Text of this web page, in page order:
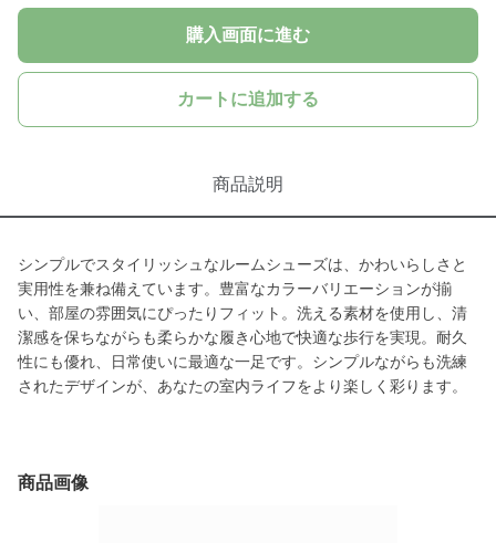
購入画面に進む
カートに追加する
商品説明
シンプルでスタイリッシュなルームシューズは、かわいらしさと
実用性を兼ね備えています。豊富なカラーバリエーションが揃
い、部屋の雰囲気にぴったりフィット。洗える素材を使用し、清
潔感を保ちながらも柔らかな履き心地で快適な歩行を実現。耐久
性にも優れ、日常使いに最適な一足です。シンプルながらも洗練
されたデザインが、あなたの室内ライフをより楽しく彩ります。
商品画像